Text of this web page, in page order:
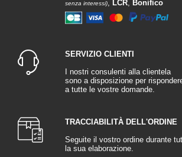
senza interessi), LCR, Bonifico
SERVIZIO CLIENTI
I nostri consulenti alla clientela
sono a disposizione per
a tutte le vostre domande.
TRACCIABILITÀ DELL'ORDINE
Seguite il vostro ordine durante
la sua elaborazione.